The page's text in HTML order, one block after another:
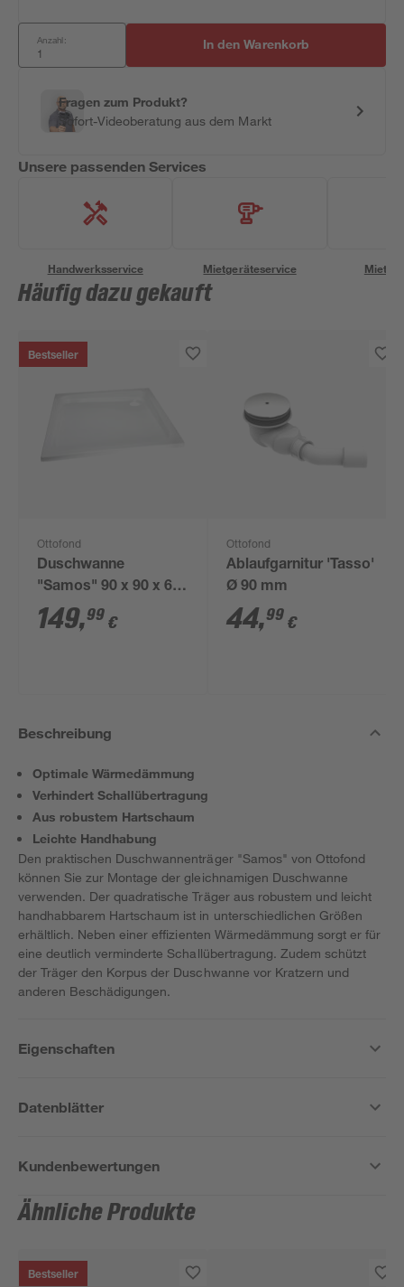
Anzahl: In den Warenkorb
Fragen zum Produkt?
Sofort-Videoberatung aus dem Markt
Unsere passenden Services
Handwerksservice Mietgeräteservice
Häufig dazu gekauft
Bestseller
Ottofond
Duschwanne
"Samos" 90 x 90 x 6
cm
149,99 €
Ottofond
Ablaufgarnitur 'Tasso'
Ø 90 mm
44,99 €
Beschreibung
Optimale Wärmedämmung
Verhindert Schallübertragung
Aus robustem Hartschaum
Leichte Handhabung
Den praktischen Duschwannenträger "Samos" von Ottofond
können Sie zur Montage der gleichnamigen Duschwanne
verwenden. Der quadratische Träger aus robustem und leicht
handhabbarem Hartschaum ist in unterschiedlichen Größen
erhältlich. Neben einer effizienten Wärmedämmung sorgt er für
eine deutlich verminderte Schallübertragung. Zudem schützt
der Träger den Korpus der Duschwanne vor Kratzern und
anderen Beschädigungen.
Eigenschaften
Datenblätter
Kundenbewertungen
Ähnliche Produkte
Bestseller